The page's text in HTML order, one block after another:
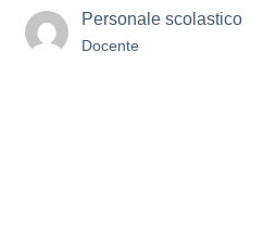
Personale scolastico
Docente